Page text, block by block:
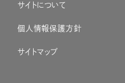
サイトについて
個人情報保護方針
サイトマップ